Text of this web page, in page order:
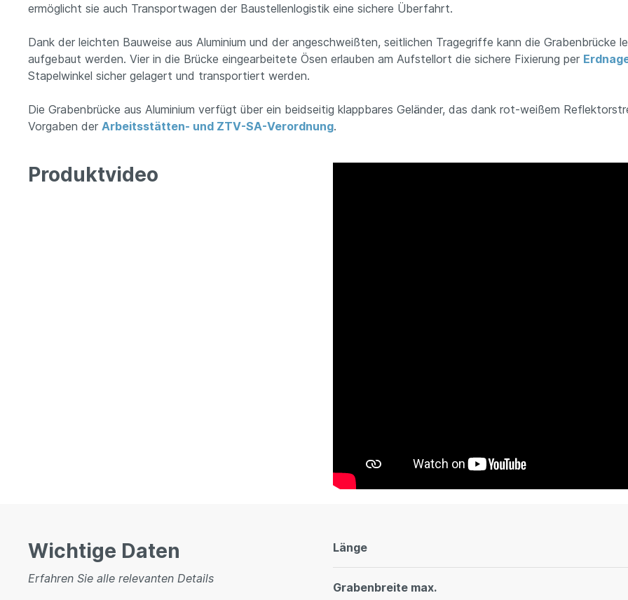
ermöglicht sie auch Transportwagen der Baustellenlogistik eine sichere Überfahrt.
Dank der leichten Bauweise aus Aluminium und der angeschweißten, seitlichen Tragegriffe kann die
aufgebaut werden. Vier in die Brücke eingearbeitete Ösen erlauben am Aufstellort die sichere Fixierung per
Stapelwinkel sicher gelagert und transportiert werden.
Die Grabenbrücke aus Aluminium verfügt über ein beidseitig klappbares Geländer, das dank rot-weißem
Vorgaben der Arbeitsstätten- und ZTV-SA-Verordnung.
Produktvideo
Wichtige Daten
Erfahren Sie alle relevanten Details
Länge
Grabenbreite max.